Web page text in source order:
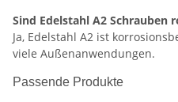
Sind Edelstahl A2 Schrauben
Ja, Edelstahl A2 ist
viele Außenanwendungen.
Passende Produkte